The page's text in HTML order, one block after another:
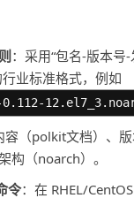
：采用“包名-版本号
业标准格式，例如
容（polkit文档）、
构（noarch）。
令：在 RHEL/CentOS